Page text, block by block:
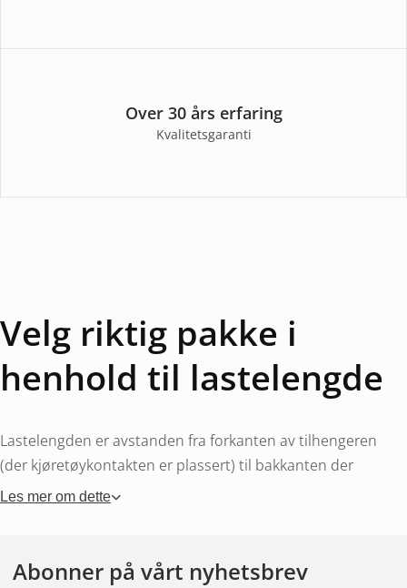
Over 30 års erfaring
Kvalitetsgaranti
Velg riktig pakke i
henhold til lastelengde
Lastelengden er avstanden fra forkanten av tilhengeren
(der kjøretøykontakten er plassert) til bakkanten der
baklysene er montert. Mål denne avstanden og velg en
rulle og feste.
Les mer om dette
Abonner på vårt nyhetsbrev